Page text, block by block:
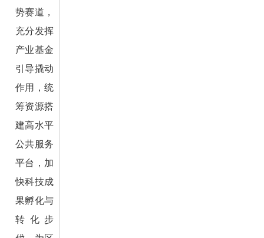
势赛道，
充分发挥
产业基金
引导撬动
作用，统
筹资源搭
建高水平
公共服务
平台，加
快科技成
果孵化与
转化步